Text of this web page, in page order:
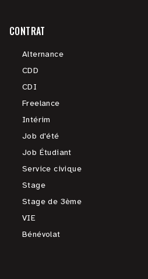
CONTRAT
Alternance
CDD
CDI
Freelance
Intérim
Job d'été
Job Étudiant
Service civique
Stage
Stage de 3ème
VIE
Bénévolat